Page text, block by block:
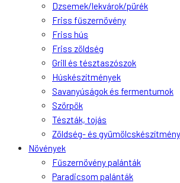
Dzsemek/lekvárok/pürék
Friss fűszernövény
Friss hús
Friss zöldség
Grill és tésztaszószok
Húskészítmények
Savanyúságok és fermentumok
Szörpök
Tészták, tojás
Zöldség- és
Növények
Fűszernövény palánták
Paradicsom palánták